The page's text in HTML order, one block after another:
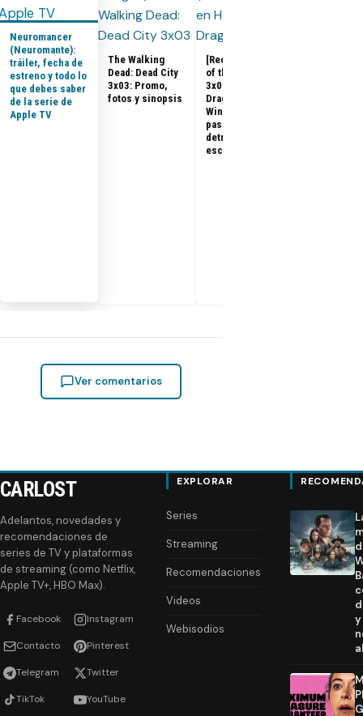
Neuromancer
(Neuromante):
tráiler, fecha de
estreno y todo lo
que debes saber
de la serie de
Apple TV
The Walking
Dead: Dead City
3x03: Promo,
fotos y sinopsis
[Recap] House
of the Dragon
3x07 «The
Dragon in
Winter»: qué
pasó, análisis y
detrás de
escena
Ver comentarios
CARLOST
Adelantos, novedades y
recomendaciones de
series de TV y plataformas
de streaming (como Netflix,
Apple TV+, HBO Max).
Facebook Instagram
Contacto Pinterest
Telegram Twitter
TikTok YouTube
EXPLORAR
Series
Streaming
Recomendaciones
Videos
Webisodios
y